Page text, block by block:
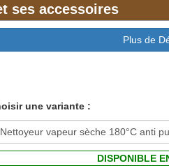
de la peau, des
ses accessoires
Plus de
une variante :
DISPONIBLE